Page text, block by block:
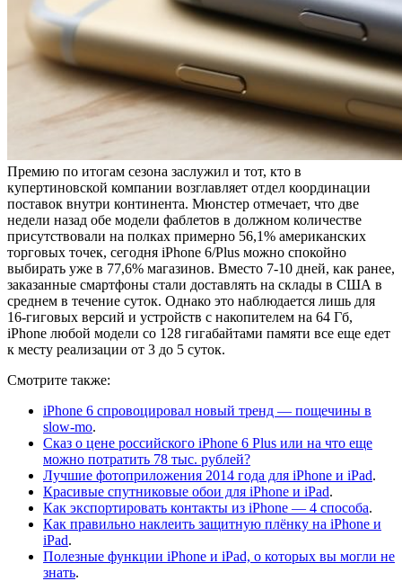
Премию по итогам сезона заслужил и тот, кто в
купертиновской компании возглавляет отдел координации
поставок внутри континента. Мюнстер отмечает, что две
недели назад обе модели фаблетов в должном количестве
присутствовали на полках примерно 56,1% американских
торговых точек, сегодня iPhone 6/Plus можно спокойно
выбирать уже в 77,6% магазинов. Вместо 7-10 дней, как ранее,
заказанные смартфоны стали доставлять на склады в США в
среднем в течение суток. Однако это наблюдается лишь для
16-гиговых версий и устройств с накопителем на 64 Гб,
iPhone любой модели со 128 гигабайтами памяти все еще едет
к месту реализации от 3 до 5 суток.
Смотрите также:
iPhone 6 спровоцировал новый тренд — пощечины в
slow-mo.
Сказ о цене российского iPhone 6 Plus или на что еще
можно потратить 78 тыс. рублей?
Лучшие фотоприложения 2014 года для iPhone и iPad.
Красивые спутниковые обои для iPhone и iPad.
Как экспортировать контакты из iPhone — 4 способа.
Как правильно наклеить защитную плёнку на iPhone и
iPad.
Полезные функции iPhone и iPad, о которых вы могли не
знать.